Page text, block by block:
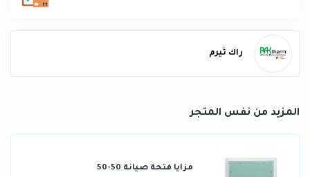
راك ثيرم
المزيد من نفس المتجر
مزايا فتحة صيانة 50-50